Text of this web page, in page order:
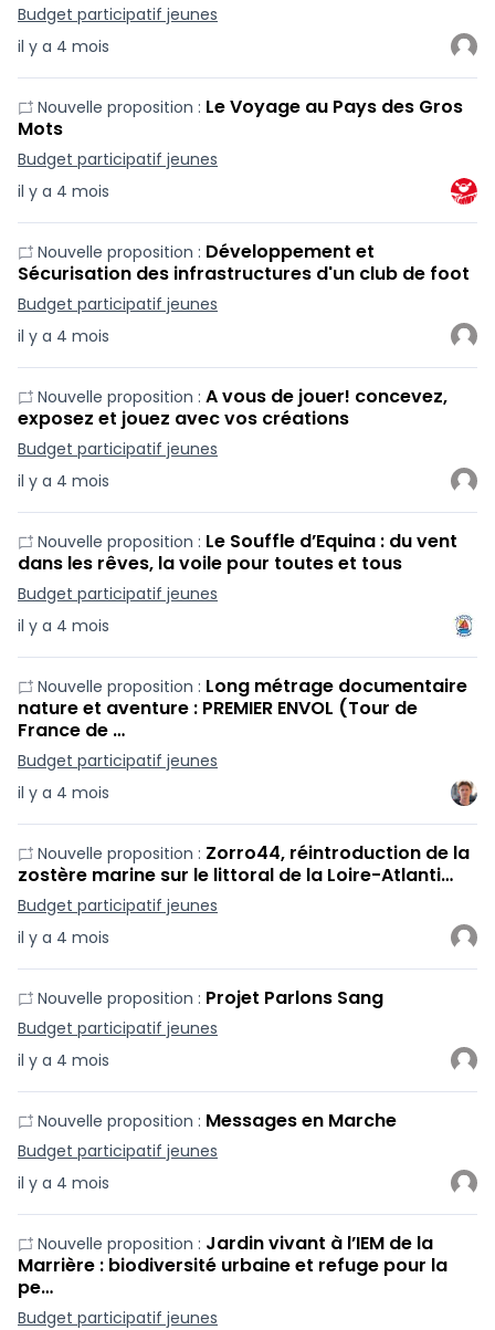
il y a 4 mois
Budget participatif jeunes
il y a 4 mois
Nouvelle proposition : Le Voyage au Pays des Gros
Mots
Budget participatif jeunes
il y a 4 mois
Nouvelle proposition : Développement et
Sécurisation des infrastructures d'un club de foot
Budget participatif jeunes
il y a 4 mois
Nouvelle proposition : A vous de jouer! concevez,
exposez et jouez avec vos créations
Budget participatif jeunes
il y a 4 mois
Nouvelle proposition : Le Souffle d’Equina : du vent
dans les rêves, la voile pour toutes et tous
Budget participatif jeunes
il y a 4 mois
Nouvelle proposition : Long métrage documentaire
nature et aventure : PREMIER ENVOL (Tour de
France de …
Budget participatif jeunes
il y a 4 mois
Nouvelle proposition : Zorro44, réintroduction de la
zostère marine sur le littoral de la Loire-Atlanti…
Budget participatif jeunes
il y a 4 mois
Nouvelle proposition : Projet Parlons Sang
Budget participatif jeunes
il y a 4 mois
Nouvelle proposition : Messages en Marche
Budget participatif jeunes
Nouvelle proposition : Jardin vivant à l’IEM de la
Marrière : biodiversité urbaine et refuge pour la
pe…
Budget participatif jeunes